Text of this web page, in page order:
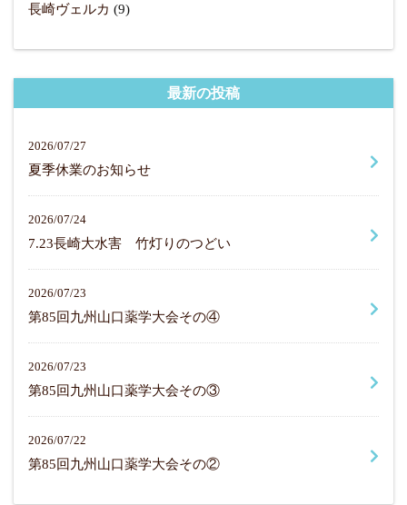
長崎ヴェルカ (9)
最新の投稿
2026/07/27
夏季休業のお知らせ
2026/07/24
7.23長崎大水害 竹灯りのつどい
2026/07/23
第85回九州山口薬学大会その④
2026/07/23
第85回九州山口薬学大会その③
2026/07/22
第85回九州山口薬学大会その②